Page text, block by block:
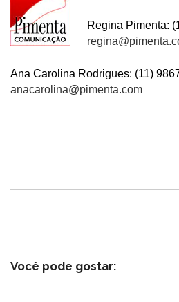
Regina Pimenta:
Ana Carolina Rodrigues: (11)
anacarolina@pimenta.com
Você pode gostar: